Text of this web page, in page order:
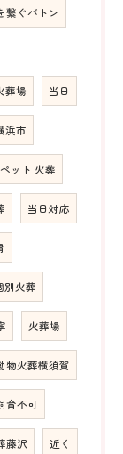
繋ぐバトン
葬場 当日
浜市
ット 火葬
当日対応
別火葬
火葬場
物火葬横須賀
育不可
藤沢 近く